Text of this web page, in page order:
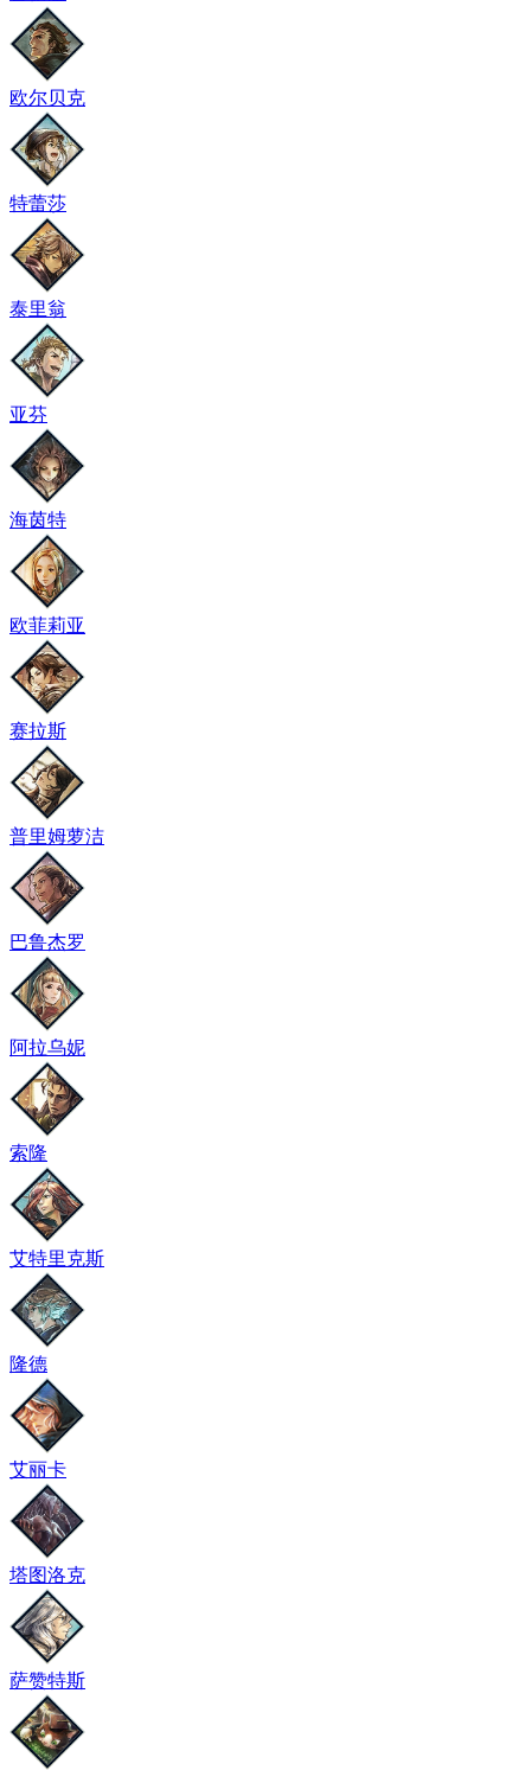
欧尔贝克
特蕾莎
泰里翁
亚芬
海茵特
欧菲莉亚
赛拉斯
普里姆萝洁
巴鲁杰罗
阿拉乌妮
索隆
艾特里克斯
隆德
艾丽卡
塔图洛克
萨赞特斯